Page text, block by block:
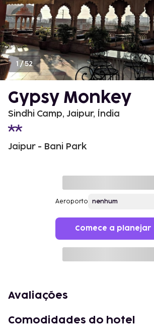
1 /52
Gypsy Monkey
Sindhi Camp, Jaipur, Índia
Jaipur - Bani Park
Aeroporto
Comece a planejar
Avaliações
Comodidades do hotel